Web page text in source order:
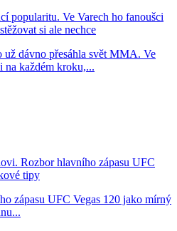
popularitu. Ve Varech ho fanoušci
si ale nechce
dávno přesáhla svět MMA. Ve
na každém kroku,...
Rozbor hlavního zápasu UFC
tipy
zápasu UFC Vegas 120 jako mírný